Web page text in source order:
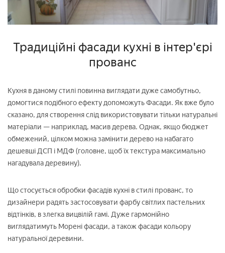
Традиційні фасади кухні в інтер'єрі
прованс
Кухня в даному стилі повинна виглядати дуже самобутньо,
домогтися подібного ефекту допоможуть Фасади. Як вже було
сказано, для створення слід використовувати тільки натуральні
матеріали — наприклад, масив дерева. Однак, якщо бюджет
обмежений, цілком можна замінити дерево на набагато
дешевші ДСП і МДФ (головне, щоб їх текстура максимально
нагадувала деревину).
Що стосується обробки фасадів кухні в стилі прованс, то
дизайнери радять застосовувати фарбу світлих пастельних
відтінків, в злегка вицвілій гамі. Дуже гармонійно
виглядатимуть Морені фасади, а також фасади кольору
натуральної деревини.